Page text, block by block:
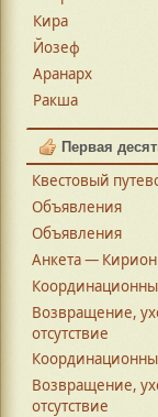
Кира
Йозеф
Аранарх
Ракша
Первая
Квестовый
Объявления
Объявления
Анкета — Кирион
Возвращение,
отсутствие
Возвращение,
отсутствие